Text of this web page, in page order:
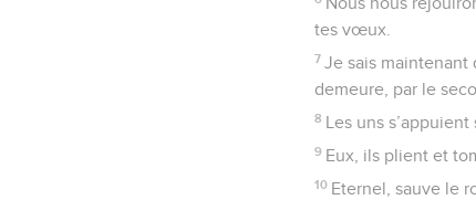
tes vœux.
7 Je sais maintenant
demeure, par le
8 Les uns
9 Eux, ils plient et
10 Eternel, sauve le